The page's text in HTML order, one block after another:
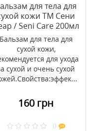
для тела для
кожи ТМ Сени
/ Seni Care 200мл
Бальзам для тела для
сухой кожи,
для ухода
сухой и очень сухой
160 грн
0